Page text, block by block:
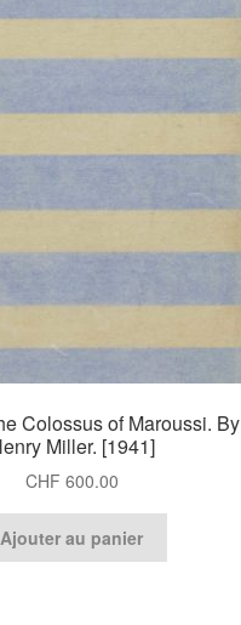
Colossus of Maroussi. By
Miller. [1941]
CHF 600.00
Ajouter au panier